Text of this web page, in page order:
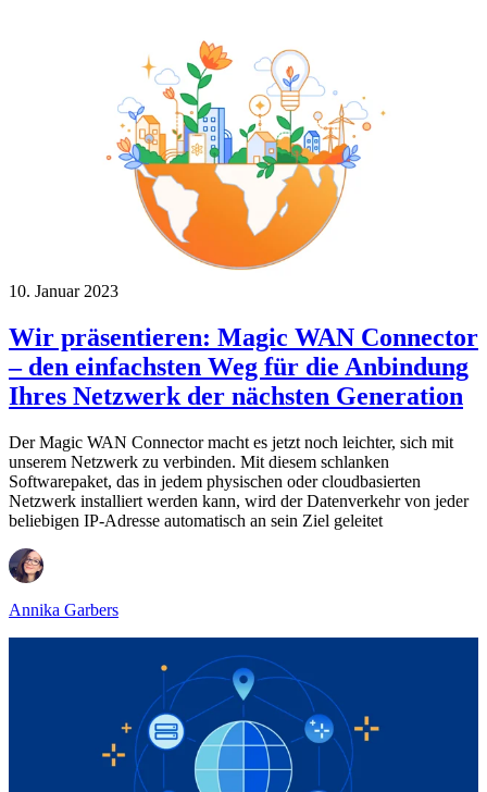
10. Januar 2023
Wir präsentieren: Magic WAN Connector
– den einfachsten Weg für die Anbindung
Ihres Netzwerk der nächsten Generation
Der Magic WAN Connector macht es jetzt noch leichter, sich mit
unserem Netzwerk zu verbinden. Mit diesem schlanken
Softwarepaket, das in jedem physischen oder cloudbasierten
Netzwerk installiert werden kann, wird der Datenverkehr von jeder
beliebigen IP-Adresse automatisch an sein Ziel geleitet
Annika Garbers